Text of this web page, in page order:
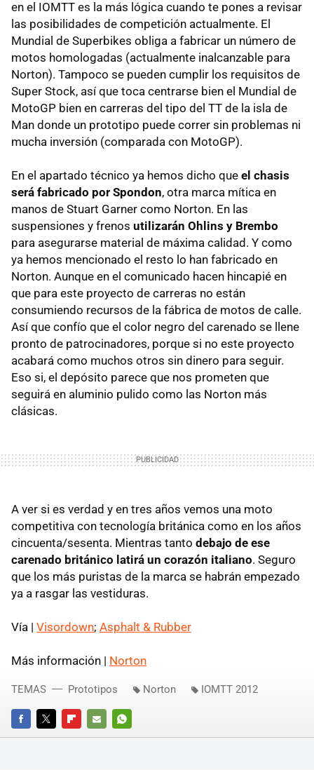
en el IOMTT es la más lógica cuando te pones a revisar
las posibilidades de competición actualmente. El
Mundial de Superbikes obliga a fabricar un número de
motos homologadas (actualmente inalcanzable para
Norton). Tampoco se pueden cumplir los requisitos de
Super Stock, así que toca centrarse bien el Mundial de
MotoGP bien en carreras del tipo del TT de la isla de
Man donde un prototipo puede correr sin problemas ni
mucha inversión (comparada con MotoGP).
En el apartado técnico ya hemos dicho que el chasis
será fabricado por Spondon, otra marca mítica en
manos de Stuart Garner como Norton. En las
suspensiones y frenos utilizarán Ohlins y Brembo
para asegurarse material de máxima calidad. Y como
ya hemos mencionado el resto lo han fabricado en
Norton. Aunque en el comunicado hacen hincapié en
que para este proyecto de carreras no están
consumiendo recursos de la fábrica de motos de calle.
Así que confío que el color negro del carenado se llene
pronto de patrocinadores, porque si no este proyecto
acabará como muchos otros sin dinero para seguir.
Eso si, el depósito parece que nos prometen que
seguirá en aluminio pulido como las Norton más
clásicas.
A ver si es verdad y en tres años vemos una moto
competitiva con tecnología británica como en los años
cincuenta/sesenta. Mientras tanto debajo de ese
carenado británico latirá un corazón italiano. Seguro
que los más puristas de la marca se habrán empezado
ya a rasgar las vestiduras.
Vía | Visordown; Asphalt & Rubber
Más información | Norton
FACEBOOKTWITTERFLIPBOARD
E-
WHATSAPP
TEMAS Prototipos Norton IOMTT 2012